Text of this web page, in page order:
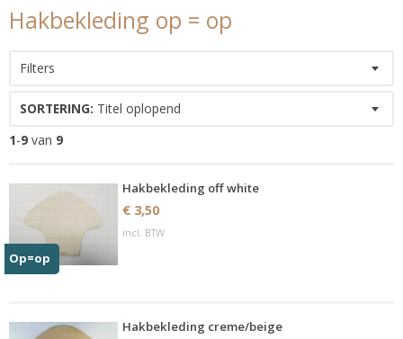
Hakbekleding op = op
Filters
SORTERING: Titel oplopend
1-9 van 9
Op=op
Hakbekleding off white
€ 3,50
incl. BTW
Hakbekleding creme/beige